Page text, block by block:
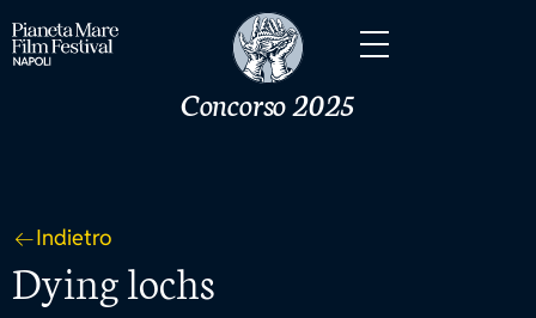
Concorso 2025
Indietro
Dying lochs